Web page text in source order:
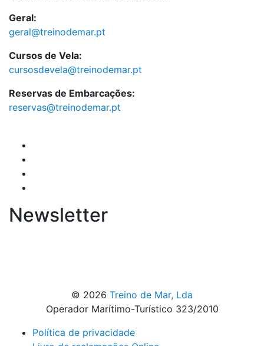
Geral:
geral@treinodemar.pt
Cursos de Vela:
cursosdevela@treinodemar.pt
Reservas de Embarcações:
reservas@treinodemar.pt
Newsletter
© 2026 Treino de Mar, Lda
Operador Marítimo-Turístico 323/2010
Política de privacidade